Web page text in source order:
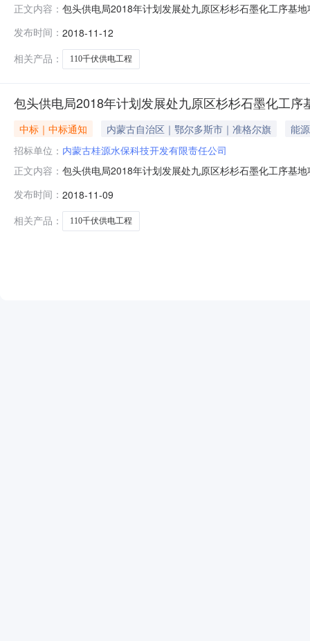
正文内容： 包头供电局2018年计划发展处九原区杉杉石墨化工序基
评审并经招标人依法确定,现将结果公示如下：一标段：
司第
发布时间： 2018-11-12
相关产品：
110千伏供电工程
包头供电局2018年计划发展处九原区杉杉石墨化工
中标｜中标通知 内蒙古自治区｜鄂尔多斯市｜准格尔旗
能
招标单位： 内蒙古桂源水保科技开发有限责任公司
正文内容： 包头供电局2018年计划发展处九原区杉杉石墨化工序基
评审并经招标人依法确定,现将结果公示如下：一标段：
司第
发布时间： 2018-11-09
相关产品：
110千伏供电工程